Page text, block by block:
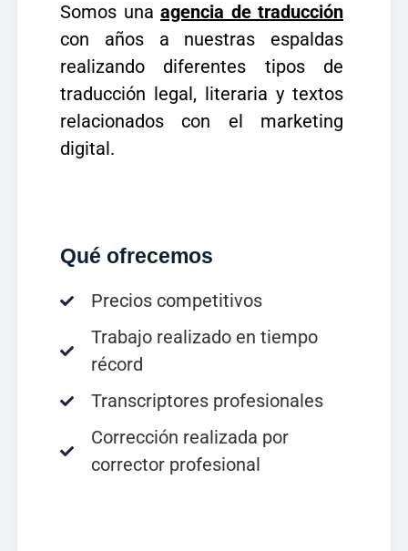
Somos una agencia de traducción
con años a nuestras espaldas
realizando diferentes tipos de
traducción legal, literaria y textos
relacionados con el marketing
digital.
Qué ofrecemos
Precios competitivos
Trabajo realizado en tiempo
récord
Transcriptores profesionales
Corrección realizada por
corrector profesional